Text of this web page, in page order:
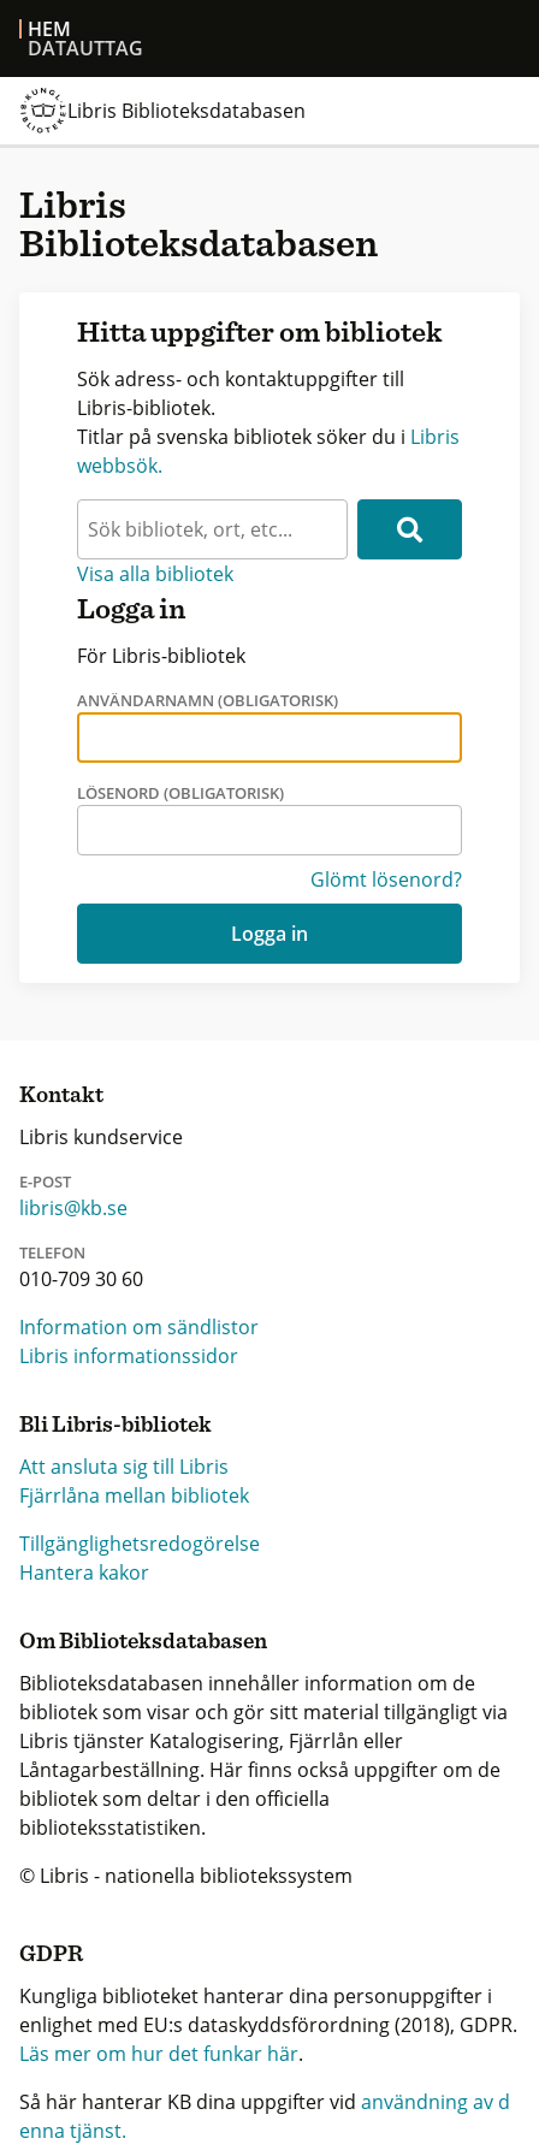
HEM
DATAUTTAG
Libris Biblioteksdatabasen
Libris
Biblioteksdatabasen
Hitta uppgifter om bibliotek
Sök adress- och kontaktuppgifter till
Libris-bibliotek.
Titlar på svenska bibliotek söker du i Libris
webbsök.
Visa alla bibliotek
Logga in
För Libris-bibliotek
ANVÄNDARNAMN (OBLIGATORISK)
LÖSENORD (OBLIGATORISK)
Glömt lösenord?
Logga in
Kontakt
Libris kundservice
E-POST
libris@kb.se
TELEFON
010-709 30 60
Information om sändlistor
Libris informationssidor
Bli Libris-bibliotek
Att ansluta sig till Libris
Fjärrlåna mellan bibliotek
Tillgänglighetsredogörelse
Hantera kakor
Om Biblioteksdatabasen
Biblioteksdatabasen innehåller information om de
bibliotek som visar och gör sitt material tillgängligt via
Libris tjänster Katalogisering, Fjärrlån eller
Låntagarbeställning. Här finns också uppgifter om de
bibliotek som deltar i den officiella
biblioteksstatistiken.
© Libris - nationella bibliotekssystem
GDPR
Kungliga biblioteket hanterar dina personuppgifter i
enlighet med EU:s dataskyddsförordning (2018), GDPR.
Läs mer om hur det funkar här.
Så här hanterar KB dina uppgifter vid användning av d
enna tjänst.